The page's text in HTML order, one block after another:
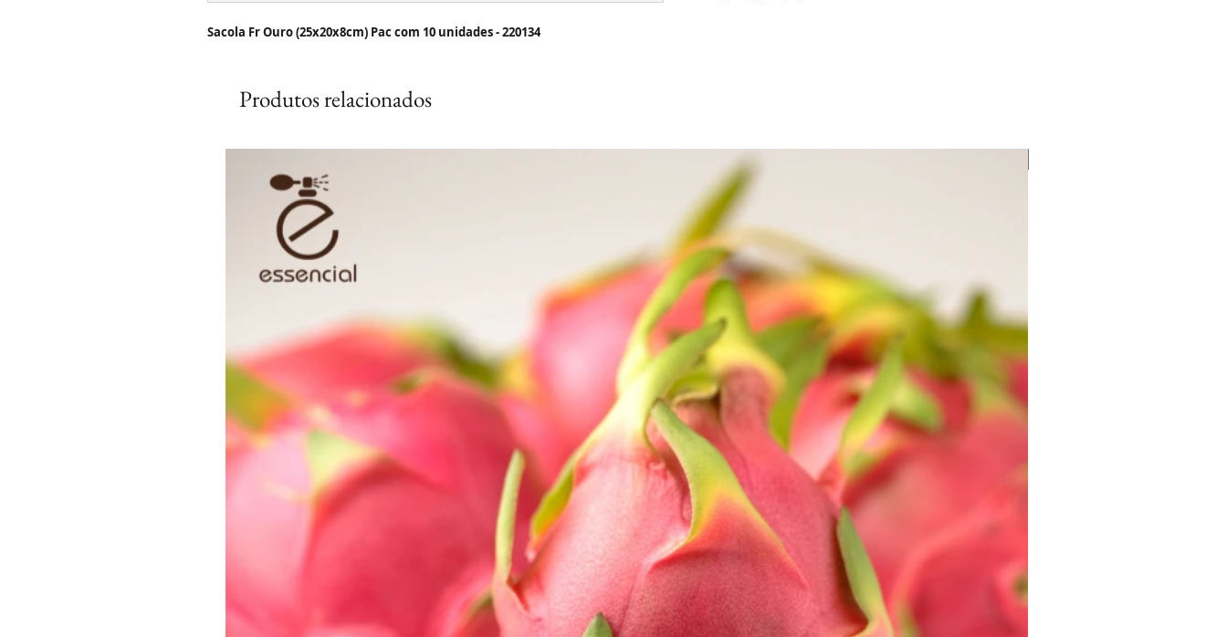
Sacola Fr Ouro (25x20x8cm) Pac com 10 unidades - 220134
Produtos relacionados